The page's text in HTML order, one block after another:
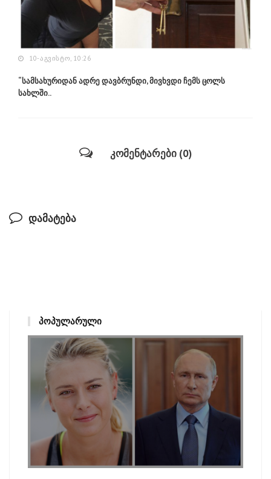
10-ᲐᲒᲕᲘᲡᲢᲝ, 10:26
“სამსახურიდან ადრე დავბრუნდი, მივხვდი ჩემს ცოლს
სახლში..
კომენტარები (0)
დამატება
ᲞᲝᲞᲣᲚᲐᲠᲣᲚᲘ